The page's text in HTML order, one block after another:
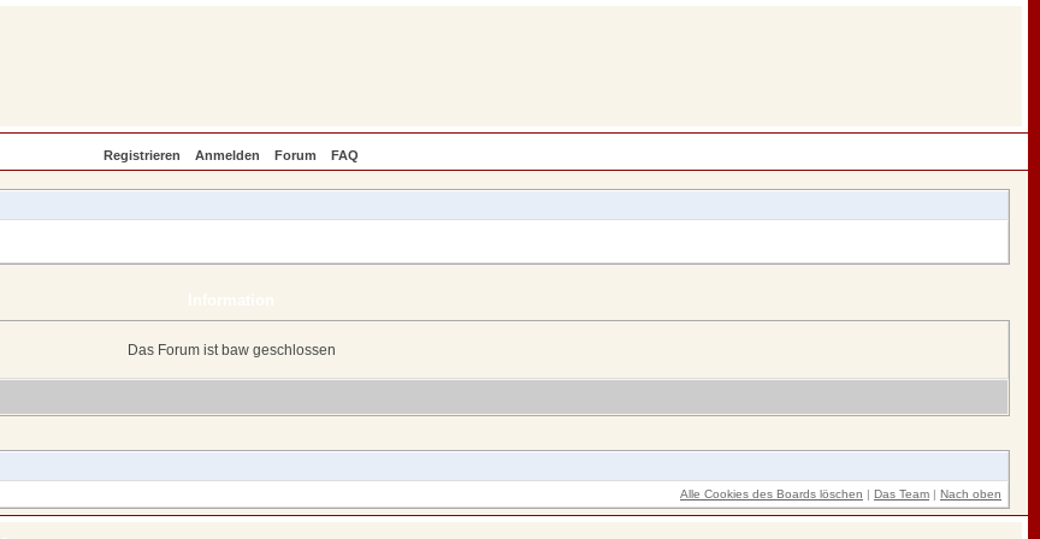
Registrieren Anmelden Forum FAQ
Das Forum ist baw geschlossen
Alle Cookies des Boards löschen | Das Team | Nach oben